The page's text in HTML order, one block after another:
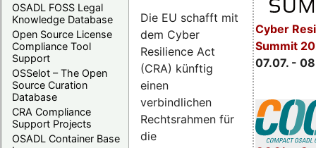
OSADL FOSS Legal
Knowledge Database
Open Source License
Compliance Tool
Support
OSSelot – The Open
Source Curation
Database
CRA Compliance
Support Projects
OSADL Container Base
Cyber
Summit
07.07. -
Die EU schafft mit
dem Cyber
Resilience Act
(CRA) künftig
einen
verbindlichen
Rechtsrahmen für
die